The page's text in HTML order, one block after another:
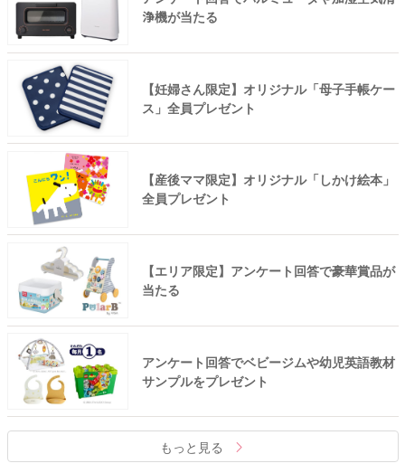
浄機が当たる
【妊婦さん限定】オリジナル「母子手帳ケー
ス」全員プレゼント
【産後ママ限定】オリジナル「しかけ絵本」
全員プレゼント
【エリア限定】アンケート回答で豪華賞品が
当たる
アンケート回答でベビージムや幼児英語教材
サンプルをプレゼント
もっと見る